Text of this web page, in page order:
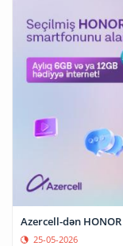
Azercell-dən
25-05-2026